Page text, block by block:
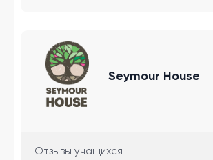
Seymour House
Отзывы учащихся